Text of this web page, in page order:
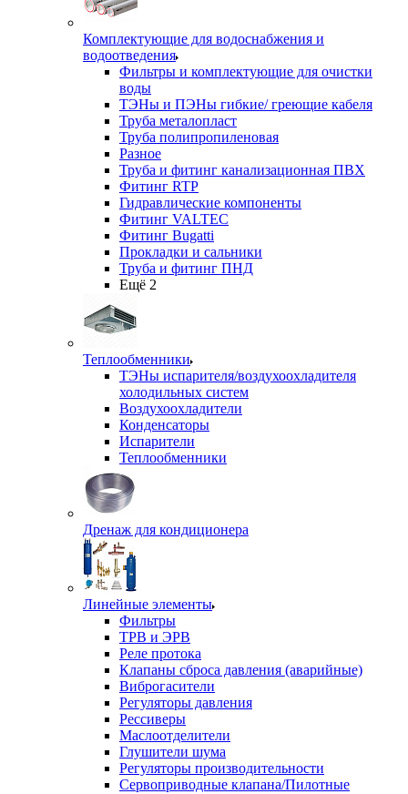
Комплектующие для водоснабжения и
водоотведения
Фильтры и комплектующие для очистки
воды
ТЭНы и ПЭНы гибкие/ греющие кабеля
Труба металопласт
Труба полипропиленовая
Разное
Труба и фитинг канализационная ПВХ
Фитинг RTP
Гидравлические компоненты
Фитинг VALTEC
Фитинг Bugatti
Прокладки и сальники
Труба и фитинг ПНД
Ещё 2
Теплообменники
ТЭНы испарителя/воздухоохладителя
холодильных систем
Воздухоохладители
Конденсаторы
Испарители
Теплообменники
Дренаж для кондиционера
Линейные элементы
Фильтры
ТРВ и ЭРВ
Реле протока
Клапаны сброса давления (аварийные)
Виброгасители
Регуляторы давления
Рессиверы
Маслоотделители
Глушители шума
Регуляторы производительности
Сервоприводные клапана/Пилотные